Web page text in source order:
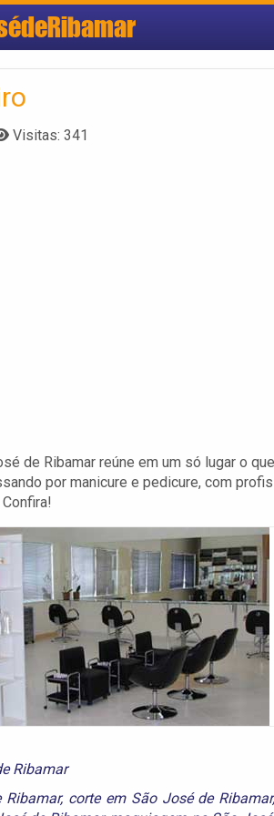
Visitas: 341
de Ribamar reúne em um só lugar o
por manicure e pedicure, com
Ribamar
Ribamar, corte em São José de Ribamar